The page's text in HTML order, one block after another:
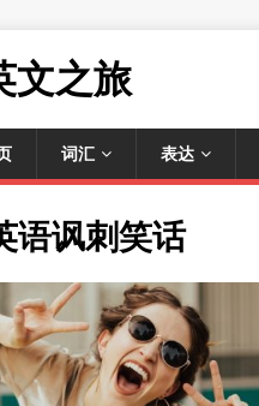
文之旅
词汇 表达
语讽刺笑话